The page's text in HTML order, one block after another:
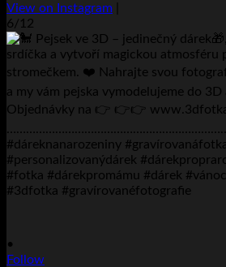
View on Instagram
6/12
•
Follow